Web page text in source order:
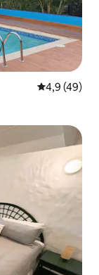
4,9 de uma
4,9 (49)